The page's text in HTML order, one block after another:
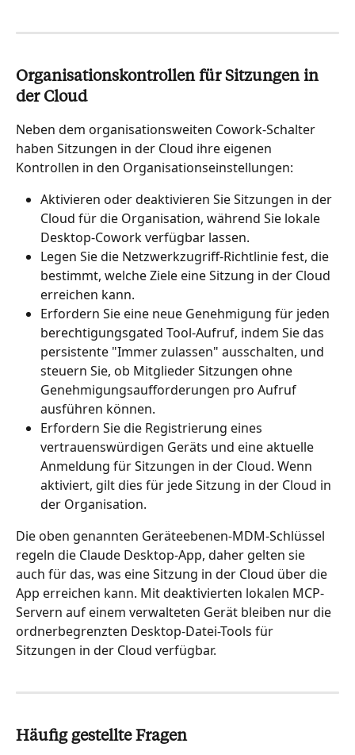
Organisationskontrollen für Sitzungen in
der Cloud
Neben dem organisationsweiten Cowork-Schalter
haben Sitzungen in der Cloud ihre eigenen
Kontrollen in den Organisationseinstellungen:
Aktivieren oder deaktivieren Sie Sitzungen in der
Cloud für die Organisation, während Sie lokale
Desktop-Cowork verfügbar lassen.
Legen Sie die Netzwerkzugriff-Richtlinie fest, die
bestimmt, welche Ziele eine Sitzung in der Cloud
erreichen kann.
Erfordern Sie eine neue Genehmigung für jeden
berechtigungsgated Tool-Aufruf, indem Sie das
persistente "Immer zulassen" ausschalten, und
steuern Sie, ob Mitglieder Sitzungen ohne
Genehmigungsaufforderungen pro Aufruf
ausführen können.
Erfordern Sie die Registrierung eines
vertrauenswürdigen Geräts und eine aktuelle
Anmeldung für Sitzungen in der Cloud. Wenn
aktiviert, gilt dies für jede Sitzung in der Cloud in
der Organisation.
Die oben genannten Geräteebenen-MDM-Schlüssel
regeln die Claude Desktop-App, daher gelten sie
auch für das, was eine Sitzung in der Cloud über die
App erreichen kann. Mit deaktivierten lokalen MCP-
Servern auf einem verwalteten Gerät bleiben nur die
ordnerbegrenzten Desktop-Datei-Tools für
Sitzungen in der Cloud verfügbar.
Häufig gestellte Fragen